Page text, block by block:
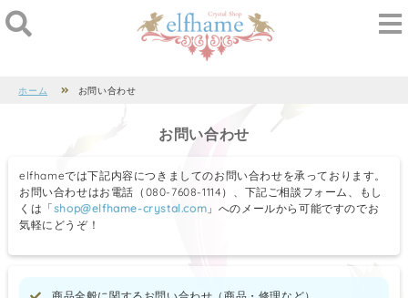
ホーム お問い合わせ
お問い合わせ
elfhameでは下記内容につきましてのお問い合わせを承っております。
お問い合わせはお電話（080-7608-1114）、下記ご相談フォーム、もし
くは「shop@elfhame-crystal.com 」へのメールから可能ですのでお
気軽にどうぞ！